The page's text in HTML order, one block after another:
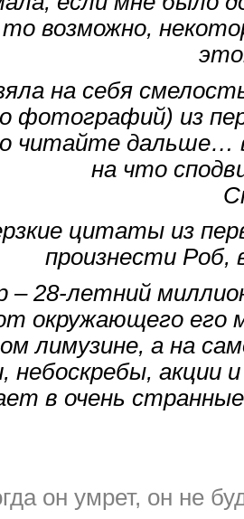
возможно,
на себя
фотографий) из
читайте дальше…
на что
цитаты из
произнести Роб,
– 28-летний
окружающего его
лимузине, а на
небоскребы,
в очень
он умрет, он не